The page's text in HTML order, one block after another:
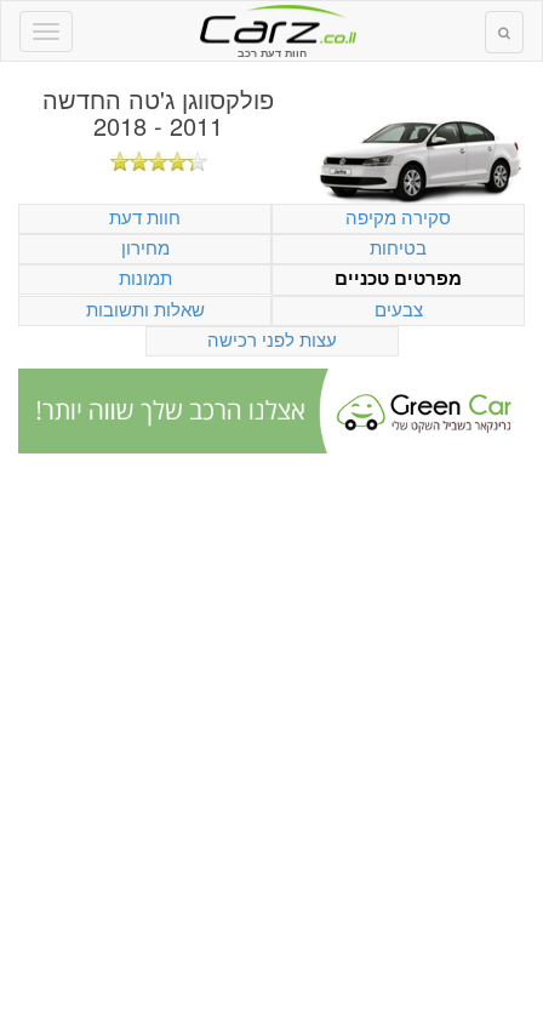
חוות דעת רכב
פולקסווגן ג'טה החדשה
2011 - 2018
סקירה מקיפה
חוות דעת
בטיחות
מחירון
מפרטים טכניים
תמונות
צבעים
שאלות ותשובות
עצות לפני רכישה